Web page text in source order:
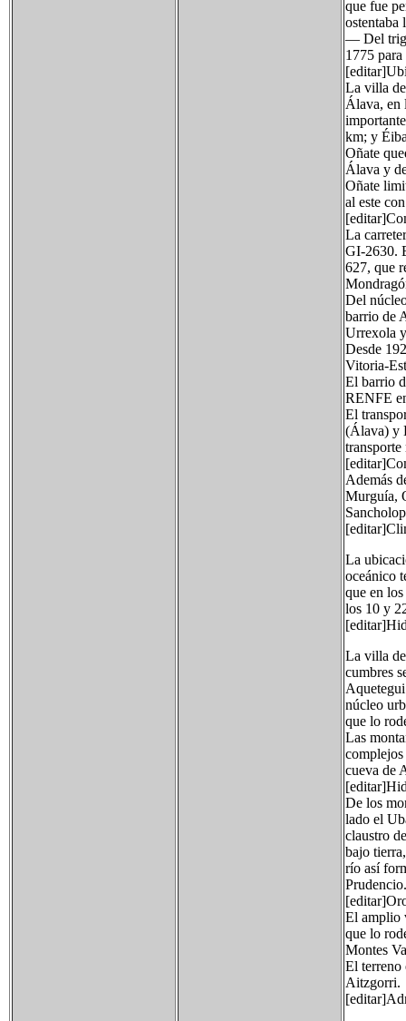
que fue
— Del
1775
La villa
Álava, en
km; y
Oñate
Álava y
Oñate
al este
La
GI-2630.
627, que
Del
barrio de
Urrexola
Desde
Vitoria-
El barrio
RENFE
El
(Álava) y
Además
Murguía,
La
oceánico
que en
los 10 y
La villa de
cumbres
núcleo
que lo
Las
cueva de
De los
lado el
claustro
bajo
río así
El amplio
que lo
Montes
El terreno
Aitzgorri.